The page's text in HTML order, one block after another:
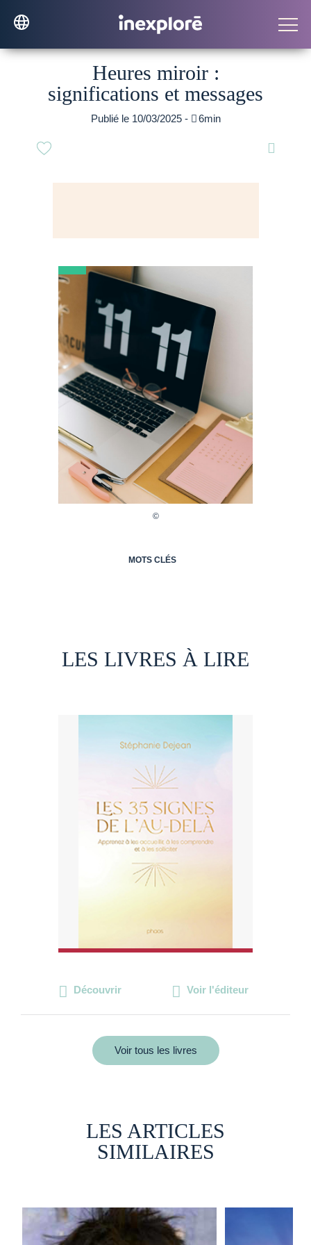
Heures miroir :
significations et messages
Publié le 10/03/2025 - 6min

MOTS CLÉS
LES LIVRES À LIRE
Découvrir Voir l'éditeur
Voir tous les livres
LES ARTICLES
SIMILAIRES